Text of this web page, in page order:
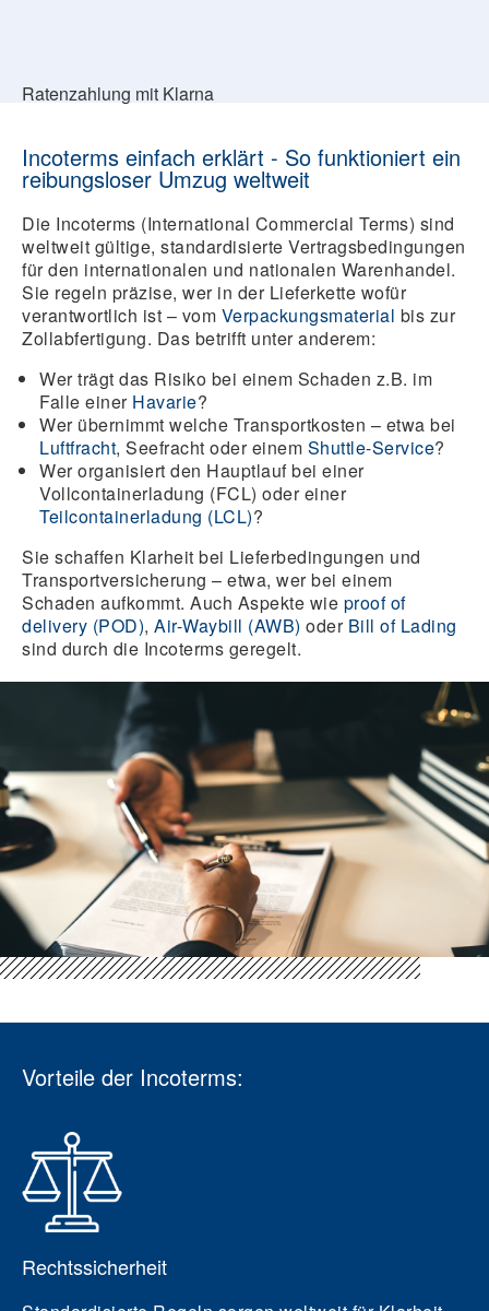
Ratenzahlung mit Klarna
Incoterms einfach erklärt - So funktioniert ein
reibungsloser Umzug weltweit
Die Incoterms (International Commercial Terms) sind
weltweit gültige, standardisierte Vertragsbedingungen
für den internationalen und nationalen Warenhandel.
Sie regeln präzise, wer in der Lieferkette wofür
verantwortlich ist – vom Verpackungsmaterial bis zur
Zollabfertigung. Das betrifft unter anderem:
Wer trägt das Risiko bei einem Schaden z.B. im
Falle einer Havarie?
Wer übernimmt welche Transportkosten – etwa bei
Luftfracht, Seefracht oder einem Shuttle-Service?
Wer organisiert den Hauptlauf bei einer
Vollcontainerladung (FCL) oder einer
Teilcontainerladung (LCL)?
Sie schaffen Klarheit bei Lieferbedingungen und
Transportversicherung – etwa, wer bei einem
Schaden aufkommt. Auch Aspekte wie proof of
delivery (POD), Air-Waybill (AWB) oder Bill of Lading
sind durch die Incoterms geregelt.
Vorteile der Incoterms:
Rechtssicherheit